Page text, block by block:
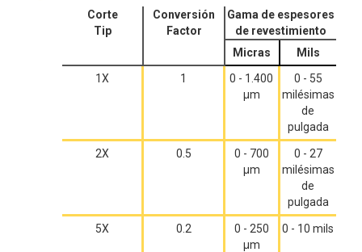
Corte
Tip
Conversión
Factor
Gama de espesores
de revestimiento
Micras
Mils
1X
1
0 - 1.400
μm
0 - 55
milésimas
de
pulgada
2X 0.5
0 - 700
μm
0 - 27
milésimas
de
pulgada
5X 0.2
0 - 250
µm
0 - 10 mils